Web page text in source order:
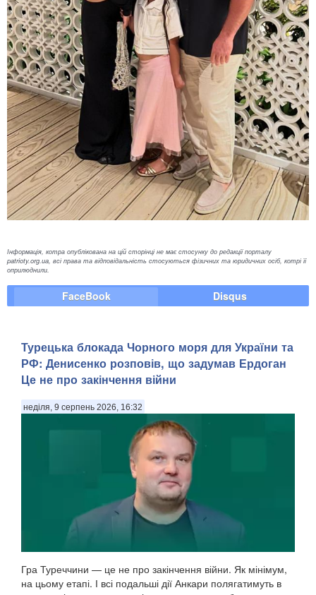
Інформація, котра опублікована на цій сторінці не має стосунку до редакції порталу
patrioty.org.ua, всі права та відповідальність стосуються фізичних та юридичних осіб, котрі її
оприлюднили.
FaceBook Disqus
Турецька блокада Чорного моря для України та
РФ: Денисенко розповів, що задумав Ердоган
Це не про закінчення війни
неділя, 9 серпень 2026, 16:32
Гра Туреччини — це не про закінчення війни. Як мінімум,
на цьому етапі. І всі подальші дії Анкари полягатимуть в